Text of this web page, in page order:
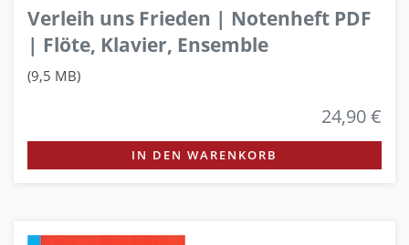
Verleih uns Frieden | Notenheft PDF
| Flöte, Klavier, Ensemble
(9,5 MB)
24,90 €
IN DEN WARENKORB